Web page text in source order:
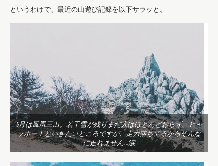
というわけで、最近の山遊び記録を以下サラッと。
5月は鳳凰三山。若干雪が残りまだ人はほとんどおらず。ヒャ
ッホー！といきたいところですが、走力落ちてるからそんな
に走れません…涙